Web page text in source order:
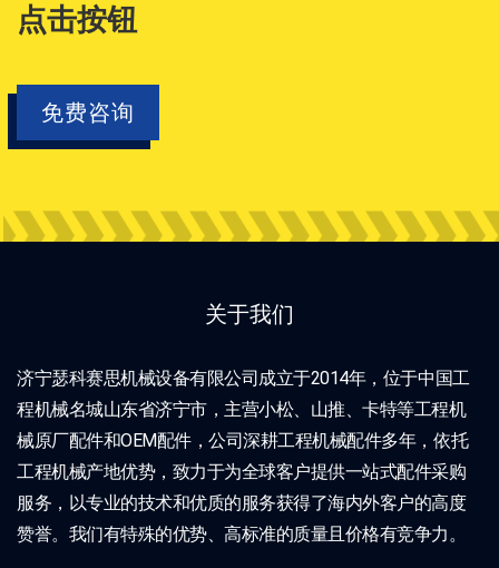
点击按钮
免费咨询
关于我们
济宁瑟科赛思机械设备有限公司成立于2014年，位于中国工
程机械名城山东省济宁市，主营小松、山推、卡特等工程机
械原厂配件和OEM配件，公司深耕工程机械配件多年，依托
工程机械产地优势，致力于为全球客户提供一站式配件采购
服务，以专业的技术和优质的服务获得了海内外客户的高度
赞誉。我们有特殊的优势、高标准的质量且价格有竞争力。